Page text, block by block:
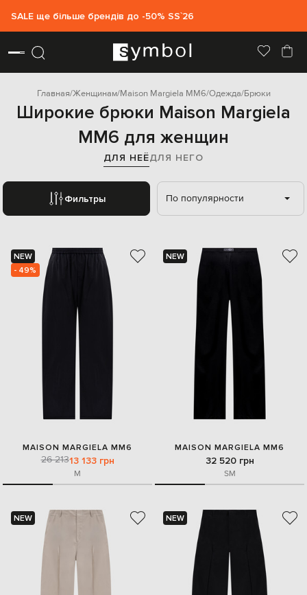
SALE ще більше брендів до -50% SS`26
Главная Женщинам Maison Margiela MM6 Одежда Брюки
Широкие брюки Maison Margiela
MM6 для женщин
ДЛЯ НЕЁДЛЯ НЕГО
Фильтры По популярности
NEW
- 49%
MAISON MARGIELA MM6
26 21313 133 грн
M
NEW
MAISON MARGIELA MM6
32 520 грн
SM
NEW NEW